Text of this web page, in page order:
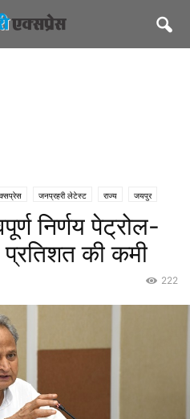
जनप्रहरी लेटेस्ट राज्य जयपुर
निर्णय पेट्रोल-
की कमी
222